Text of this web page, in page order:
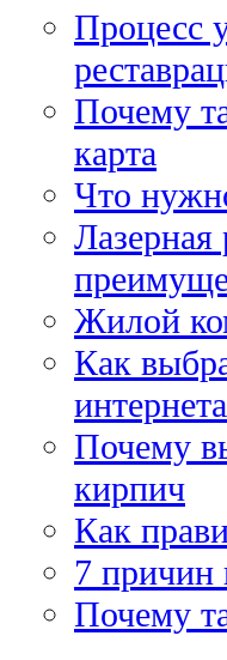
Процесс
Почему
карта
Что
Лазерная
Жилой
Как
интернета
Почему
кирпич
Как
7 причин
Почему